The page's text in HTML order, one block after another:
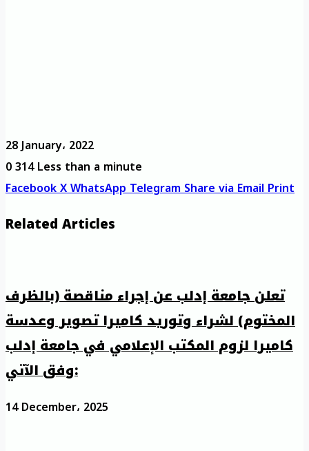
28 January، 2022
0314Less than a minute
FacebookXWhatsAppTelegramShare via EmailPrint
Related Articles
تعلن جامعة إدلب عن إجراء مناقصة (بالظرف
المختوم) لشراء وتوريد كاميرا تصوير وعدسة
كاميرا لزوم المكتب الإعلامي في جامعة إدلب
وفق الآتي:
14 December، 2025